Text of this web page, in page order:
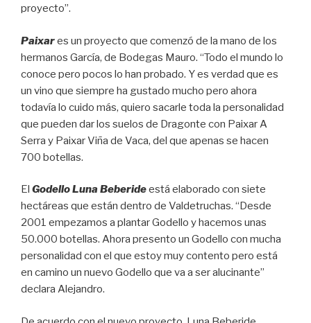
proyecto”.
Paixares un proyecto que comenzó de la mano de los
hermanos García, de Bodegas Mauro. “Todo el mundo lo
conoce pero pocos lo han probado. Y es verdad que es
un vino que siempre ha gustado mucho pero ahora
todavía lo cuido más, quiero sacarle toda la personalidad
que pueden dar los suelos de Dragonte con Paixar A
Serra y Paixar Viña de Vaca, del que apenas se hacen
700 botellas.
El Godello Luna Beberideestá elaborado con siete
hectáreas que están dentro de Valdetruchas. “Desde
2001 empezamos a plantar Godello y hacemos unas
50.000 botellas. Ahora presento un Godello con mucha
personalidad con el que estoy muy contento pero está
en camino un nuevo Godello que va a ser alucinante”
declara Alejandro.